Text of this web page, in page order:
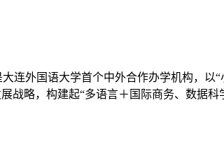
连外国语大学首个中外合作办学机构，以“
战略，构建起“多语言＋国际商务、数据科